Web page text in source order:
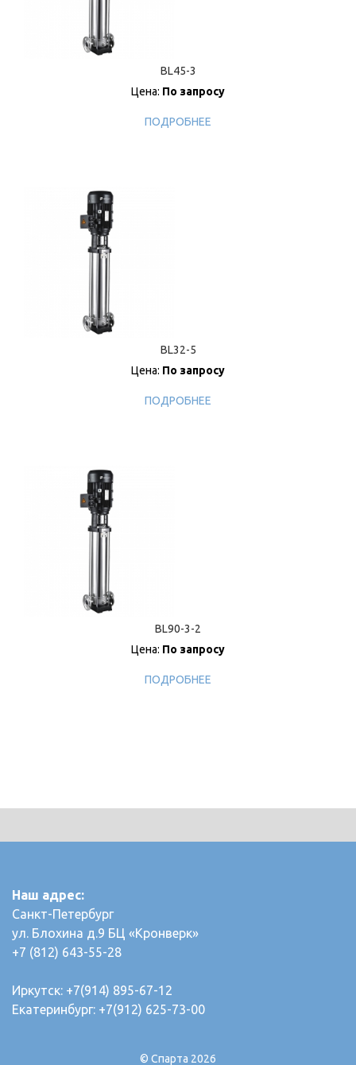
BL45-3
Цена: По запросу
ПОДРОБНЕЕ
BL32-5
Цена: По запросу
ПОДРОБНЕЕ
BL90-3-2
Цена: По запросу
ПОДРОБНЕЕ
Наш адрес:
Санкт-Петербург
ул. Блохина д.9 БЦ «Кронверк»
+7 (812) 643-55-28
Иркутск: +7(914) 895-67-12
Екатеринбург: +7(912) 625-73-00
© Спарта 2026